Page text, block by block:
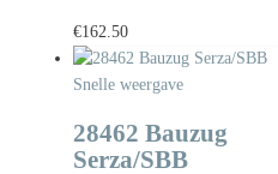
€162.50
Snelle weergave
28462 Bauzug
Serza/SBB